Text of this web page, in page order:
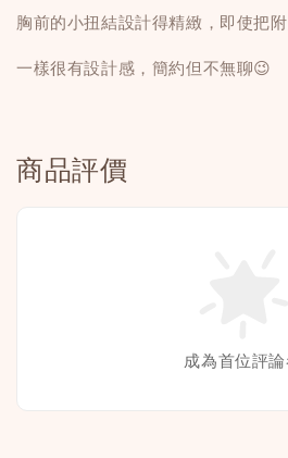
胸前的小扭結設計得精緻，即使把
一樣很有設計感，簡約但不無聊😉
商品評價
成為首位評